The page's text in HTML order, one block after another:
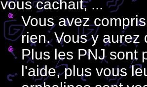
vous cachait, ...
Vous avez
rien. Vous y aurez
Plus les PNJ sont
l'aide, plus vous